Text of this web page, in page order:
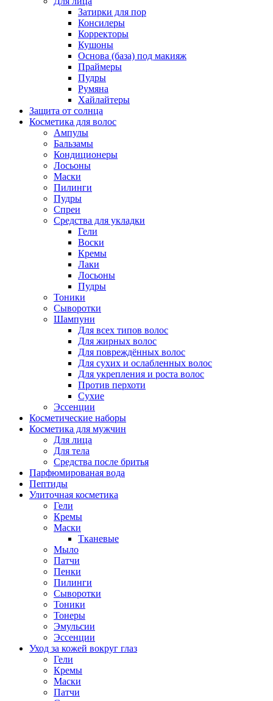
Затирки для пор
Консилеры
Корректоры
Кушоны
Основа (база) под макияж
Праймеры
Пудры
Румяна
Хайлайтеры
Защита от солнца
Косметика для волос
Ампулы
Бальзамы
Кондиционеры
Лосьоны
Маски
Пилинги
Пудры
Спреи
Средства для укладки
Гели
Воски
Кремы
Лаки
Лосьоны
Пудры
Тоники
Сыворотки
Шампуни
Для всех типов волос
Для жирных волос
Для повреждённых волос
Для сухих и ослабленных волос
Для укрепления и роста волос
Против перхоти
Сухие
Эссенции
Косметические наборы
Косметика для мужчин
Для лица
Для тела
Средства после бритья
Парфюмированая вода
Пептиды
Улиточная косметика
Гели
Кремы
Маски
Тканевые
Мыло
Патчи
Пенки
Пилинги
Сыворотки
Тоники
Тонеры
Эмульсии
Эссенции
Уход за кожей вокруг глаз
Гели
Кремы
Маски
Патчи